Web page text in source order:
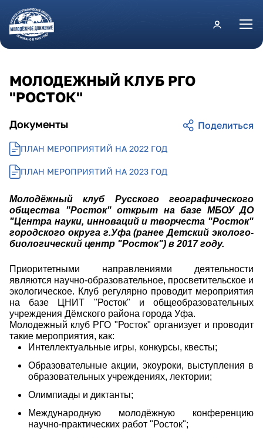
Перейти к основному содержанию
Документы
ПЛАН МЕРОПРИЯТИЙ НА 2022 ГОД
ПЛАН МЕРОПРИЯТИЙ НА 2023 ГОД
МОЛОДЕЖНЫЙ КЛУБ РГО
"РОСТОК"
Молодёжный клуб Русского географического
общества "Росток" открыт на базе МБОУ ДО
"Центра науки, инноваций и творчеста "Росток"
городского округа г.Уфа (ранее Детский эколого-
биологический центр "Росток") в 2017 году.
Приоритетными направлениями деятельности
являются научно-образовательное, просветительское и
экологическое. Клуб регулярно проводит мероприятия
на базе ЦНИТ "Росток" и общеобразовательных
учреждения Дёмского района города Уфа.
Молодежный клуб РГО "Росток" организует и проводит
такие мероприятия, как:
Интеллектуальные игры, конкурсы, квесты;
Образовательные акции, экоуроки, выступления в
образовательных учреждениях, лектории;
Олимпиады и диктанты;
Международную молодёжную конференцию
научно-практических работ "Росток";